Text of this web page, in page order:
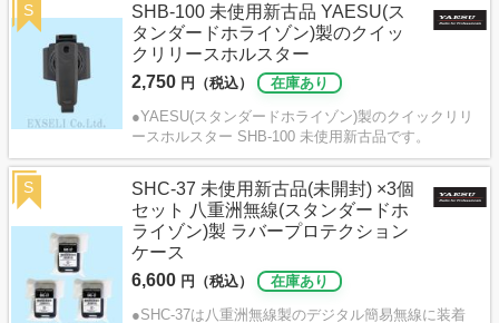
SHB-100 未使用新古品 YAESU(ス
タンダードホライゾン)製のクイッ
クリリースホルスター
2,750 円（税込）
在庫あり
●YAESU(スタンダードホライゾン)製のクイックリリ
ースホルスター SHB-100 未使用新古品です。
S
SHC-37 未使用新古品(未開封) ×3個
セット 八重洲無線(スタンダードホ
ライゾン)製 ラバープロテクション
ケース
6,600 円（税込）
在庫あり
●SHC-37は八重洲無線製のデジタル簡易無線に装着
S